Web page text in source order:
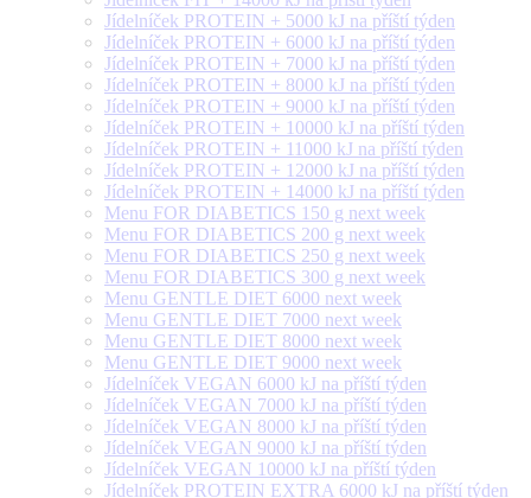
Jídelníček PROTEIN + 5000 kJ na příští týden
Jídelníček PROTEIN + 6000 kJ na příští týden
Jídelníček PROTEIN + 7000 kJ na příští týden
Jídelníček PROTEIN + 8000 kJ na příští týden
Jídelníček PROTEIN + 9000 kJ na příští týden
Jídelníček PROTEIN + 10000 kJ na příští týden
Jídelníček PROTEIN + 11000 kJ na příští týden
Jídelníček PROTEIN + 12000 kJ na příští týden
Jídelníček PROTEIN + 14000 kJ na příští týden
Menu FOR DIABETICS 150 g next week
Menu FOR DIABETICS 200 g next week
Menu FOR DIABETICS 250 g next week
Menu FOR DIABETICS 300 g next week
Menu GENTLE DIET 6000 next week
Menu GENTLE DIET 7000 next week
Menu GENTLE DIET 8000 next week
Menu GENTLE DIET 9000 next week
Jídelníček VEGAN 6000 kJ na příští týden
Jídelníček VEGAN 7000 kJ na příští týden
Jídelníček VEGAN 8000 kJ na příští týden
Jídelníček VEGAN 9000 kJ na příští týden
Jídelníček VEGAN 10000 kJ na příští týden
Jídelníček PROTEIN EXTRA 6000 kJ na příští týden